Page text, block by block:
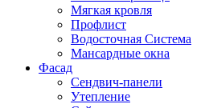
Мягкая кровля
Профлист
Водосточная Система
Мансардные окна
Фасад
Сендвич-панели
Утепление